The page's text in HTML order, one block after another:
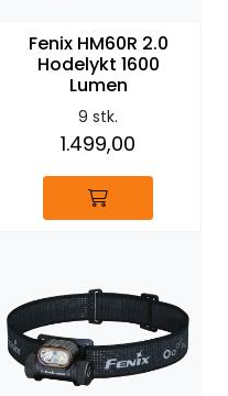
Fenix HM60R 2.0
Hodelykt 1600
Lumen
9 stk.
1.499,00